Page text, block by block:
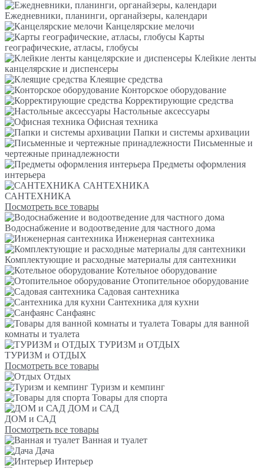
Ежедневники, планинги, органайзеры, календари
Канцелярские мелочи
Карты
географические, атласы, глобусы
Клейкие ленты
канцелярские и диспенсеры
Клеящие средства
Конторское оборудование
Корректирующие средства
Настольные аксессуары
Офисная техника
Папки и системы архивации
Письменные и
чертежные принадлежности
Предметы оформления
интерьера
САНТЕХНИКА
САНТЕХНИКА
Посмотреть все товары
Водоснабжение и водоотведение для частного дома
Инженерная сантехника
Комплектующие и расходные материалы для сантехники
Котельное оборудование
Отопительное оборудование
Садовая сантехника
Сантехника для кухни
Санфаянс
Товары для ванной
комнаты и туалета
ТУРИЗМ и ОТДЫХ
ТУРИЗМ и ОТДЫХ
Посмотреть все товары
Отдых
Туризм и кемпинг
Товары для спорта
ДОМ и САД
ДОМ и САД
Посмотреть все товары
Ванная и туалет
Дача
Интерьер